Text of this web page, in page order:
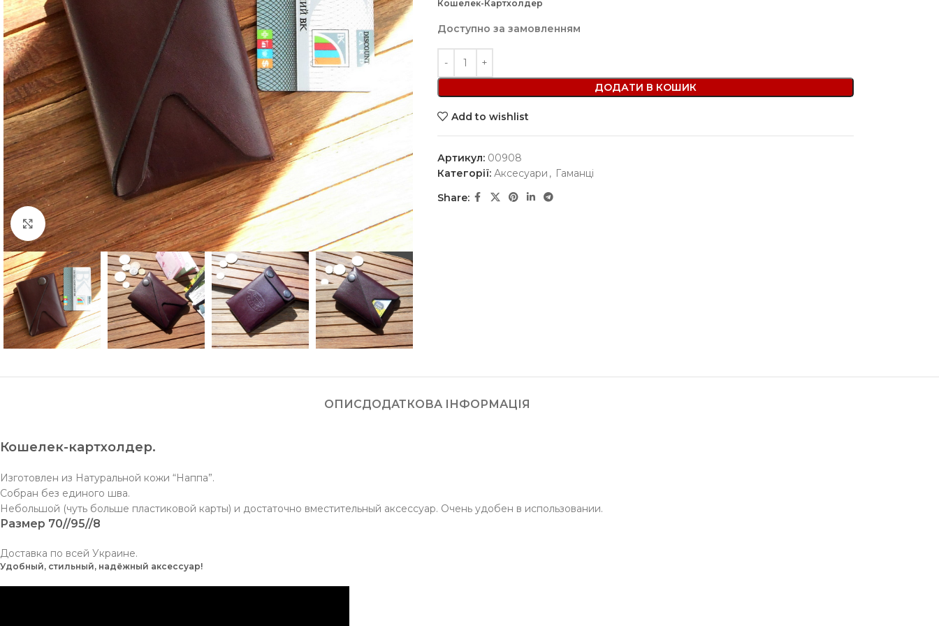
Click to enlarge
Кошелек-Картхолдер
Доступно за замовленням
ДОДАТИ В КОШИК
Add to wishlist
Артикул: 00908
Категорії: Аксесуари , Гаманці
Share:
ОПИСДОДАТКОВА ІНФОРМАЦІЯ
Кошелек-картхолдер.
Изготовлен из Натуральной кожи “Наппа”.
Собран без единого шва.
Небольшой (чуть больше пластиковой карты) и достаточно вместительный аксессуар. Очень удобен в использовании.
Размер 70//95//8
Доставка по всей Украине.
Удобный, стильный, надёжный аксессуар!